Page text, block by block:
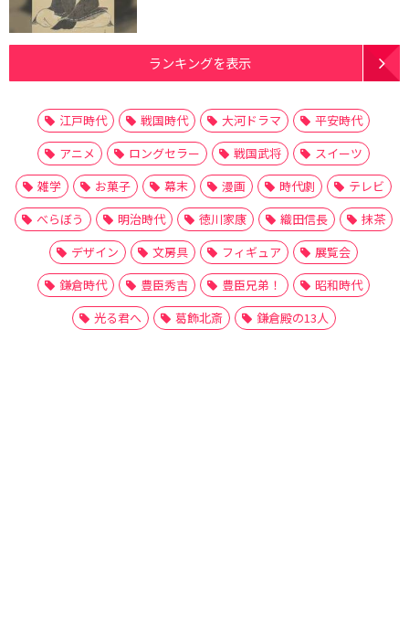
ランキングを表示
江戸時代 戦国時代 大河ドラマ
平安時代
アニメ
ロングセラー 戦国武将
スイーツ
雑学
お菓子 幕末 漫画 時代劇
テレビ
べらぼう
明治時代 徳川家康 織田信長
抹茶
デザイン
文房具 フィギュア
展覧会
鎌倉時代
豊臣秀吉 豊臣兄弟！
昭和時代
光る君へ
葛飾北斎 鎌倉殿の13人